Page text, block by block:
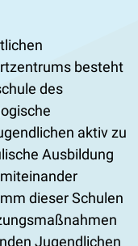
besteht
des
aktiv zu
Ausbildung
dieser Schulen
Jugendlichen